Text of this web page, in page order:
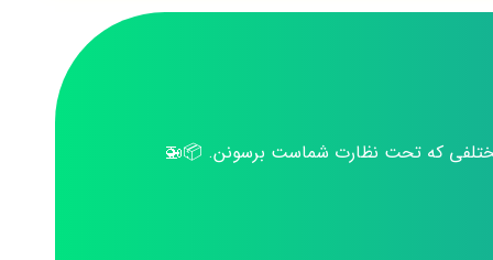
مختلفی که تحت نظارت شماست برسونن. 📦🚁